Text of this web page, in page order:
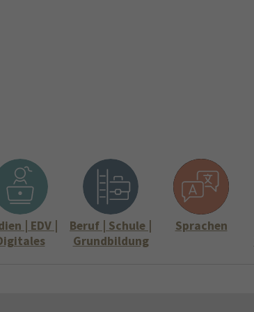
| EDV |
Beruf | Schule |
Grundbildung
Sprachen